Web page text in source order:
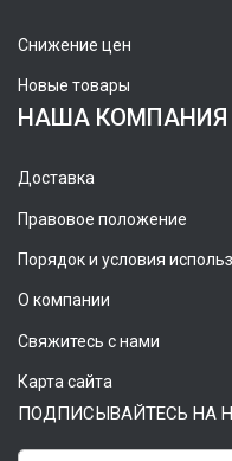
Снижение цен
Новые товары
НАША КОМПАНИЯ
Доставка
Правовое положение
Порядок и условия
О компании
Свяжитесь с нами
Карта сайта
ПОДПИСЫВАЙТЕСЬ НА